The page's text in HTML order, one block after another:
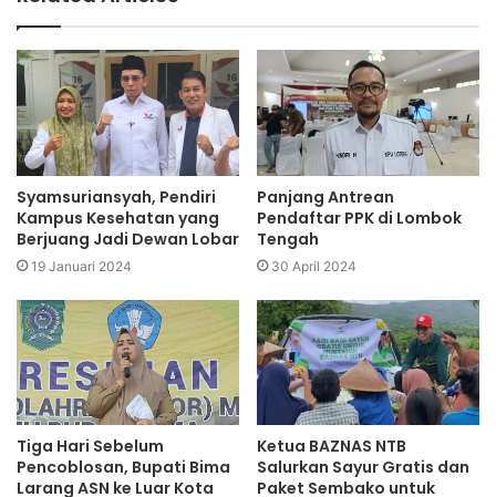
Syamsuriansyah, Pendiri
Kampus Kesehatan yang
Berjuang Jadi Dewan Lobar
19 Januari 2024
Panjang Antrean
Pendaftar PPK di Lombok
Tengah
30 April 2024
Tiga Hari Sebelum
Pencoblosan, Bupati Bima
Larang ASN ke Luar Kota
Ketua BAZNAS NTB
Salurkan Sayur Gratis dan
Paket Sembako untuk